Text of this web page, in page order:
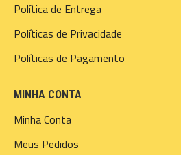
Política de Entrega
Políticas de Privacidade
Políticas de Pagamento
MINHA CONTA
Minha Conta
Meus Pedidos